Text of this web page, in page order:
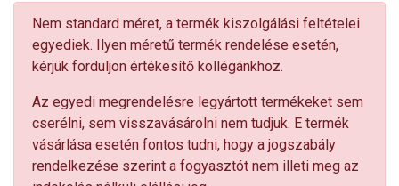
Nem standard méret, a termék kiszolgálási feltételei
egyediek. Ilyen méretű termék rendelése esetén,
kérjük forduljon értékesítő kollégánkhoz.
Az egyedi megrendelésre legyártott termékeket sem
cserélni, sem visszavásárolni nem tudjuk. E termék
vásárlása esetén fontos tudni, hogy a jogszabály
rendelkezése szerint a fogyasztót nem illeti meg az